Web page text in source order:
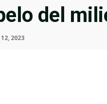
del
2023